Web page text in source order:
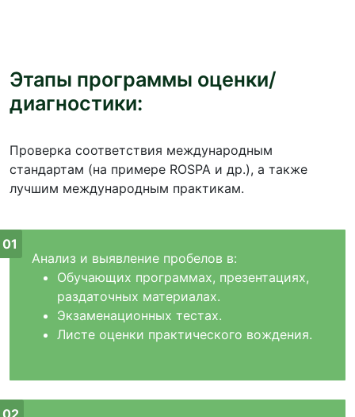
Этапы программы оценки/
диагностики:
Проверка соответствия международным
стандартам (на примере ROSPA и др.), а также
лучшим международным практикам.
Анализ и выявление пробелов в:
Обучающих программах, презентациях,
раздаточных материалах.
Экзаменационных тестах.
Листе оценки практического вождения.